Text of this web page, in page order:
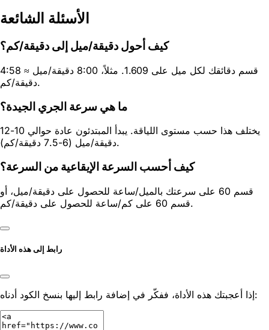
الأسئلة الشائعة
كيف أحول دقيقة/ميل إلى دقيقة/كم؟
قسم دقائقك لكل ميل على 1.609. مثلاً، 8:00 دقيقة/ميل ≈ 4:58
دقيقة/كم.
ما هي سرعة الجري الجيدة؟
يختلف هذا حسب مستوى اللياقة. يبدأ المبتدئون عادة حوالي 10-12
دقيقة/ميل (6-7.5 دقيقة/كم).
كيف أحسب السرعة الإيقاعية من السرعة؟
قسم 60 على سرعتك بالميل/ساعة للحصول على دقيقة/ميل، أو
قسم 60 على كم/ساعة للحصول على دقيقة/كم.
رابط إلى هذه الأداة
إذا أعجبتك هذه الأداة، ففكّر في إضافة رابط إليها بنسخ الكود أدناه: